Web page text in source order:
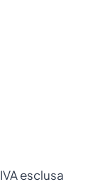
Fascia
IVA esclusa